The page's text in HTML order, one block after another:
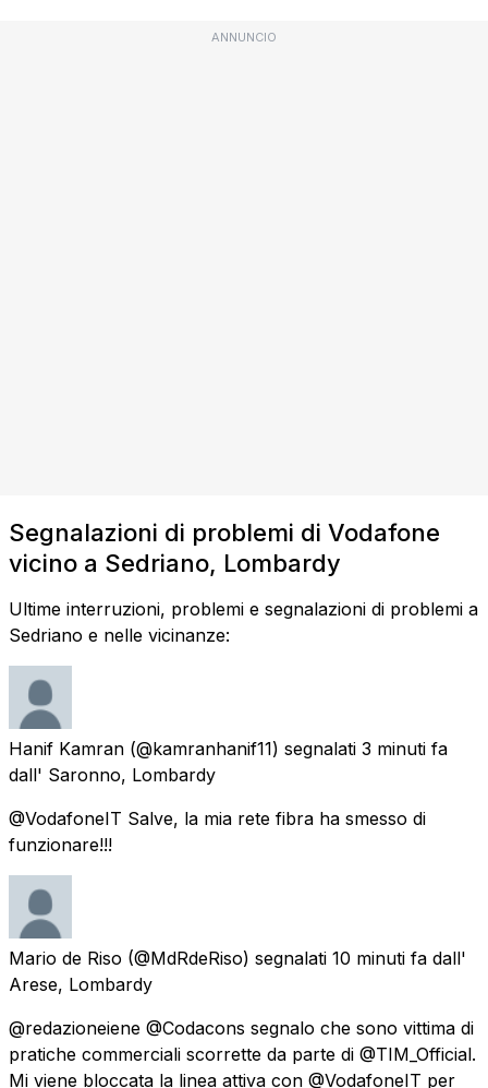
ANNUNCIO
Segnalazioni di problemi di Vodafone
vicino a Sedriano, Lombardy
Ultime interruzioni, problemi e segnalazioni di problemi a
Sedriano e nelle vicinanze:
Hanif Kamran (@kamranhanif11) segnalati 3 minuti fa
dall' Saronno, Lombardy
@VodafoneIT Salve, la mia rete fibra ha smesso di
funzionare!!!
Mario de Riso (@MdRdeRiso) segnalati 10 minuti fa dall'
Arese, Lombardy
@redazioneiene @Codacons segnalo che sono vittima di
pratiche commerciali scorrette da parte di @TIM_Official.
Mi viene bloccata la linea attiva con @VodafoneIT per